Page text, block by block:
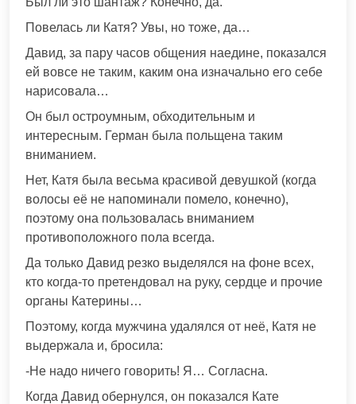
Повелась ли Катя? Увы, но тоже, да…
Давид, за пару часов общения наедине, показался
ей вовсе не таким, каким она изначально его себе
нарисовала…
Он был остроумным, обходительным и
интересным. Герман была польщена таким
вниманием.
Нет, Катя была весьма красивой девушкой (когда
волосы её не напоминали помело, конечно),
поэтому она пользовалась вниманием
противоположного пола всегда.
Да только Давид резко выделялся на фоне всех,
кто когда-то претендовал на руку, сердце и прочие
органы Катерины…
Поэтому, когда мужчина удалялся от неё, Катя не
выдержала и, бросила:
-Не надо ничего говорить! Я… Согласна.
Когда Давид обернулся, он показался Кате